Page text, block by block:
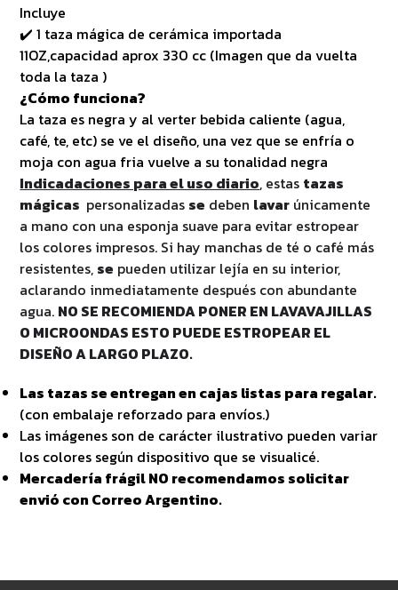
Incluye
✔️ 1 taza mágica de cerámica importada
11OZ,capacidad aprox 330 cc (Imagen que da vuelta
toda la taza )
¿Cómo funciona?
La taza es negra y al verter bebida caliente (agua,
café, te, etc) se ve el diseño, una vez que se enfría o
moja con agua fria vuelve a su tonalidad negra
Indicadaciones para el uso diario, estas tazas
mágicas personalizadas se deben lavar únicamente
a mano con una esponja suave para evitar estropear
los colores impresos. Si hay manchas de té o café más
resistentes, se pueden utilizar lejía en su interior,
aclarando inmediatamente después con abundante
agua. NO SE RECOMIENDA PONER EN LAVAVAJILLAS
O MICROONDAS ESTO PUEDE ESTROPEAR EL
DISEÑO A LARGO PLAZO.
Las tazas se entregan en cajas listas para regalar.
(con embalaje reforzado para envíos.)
Las imágenes son de carácter ilustrativo pueden variar
los colores según dispositivo que se visualicé.
Mercadería frágil NO recomendamos solicitar
envió con Correo Argentino.